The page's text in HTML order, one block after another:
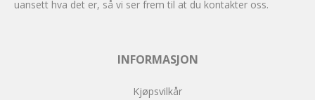
uansett hva det er, så vi ser frem til at du kontakter oss.
INFORMASJON
Kjøpsvilkår